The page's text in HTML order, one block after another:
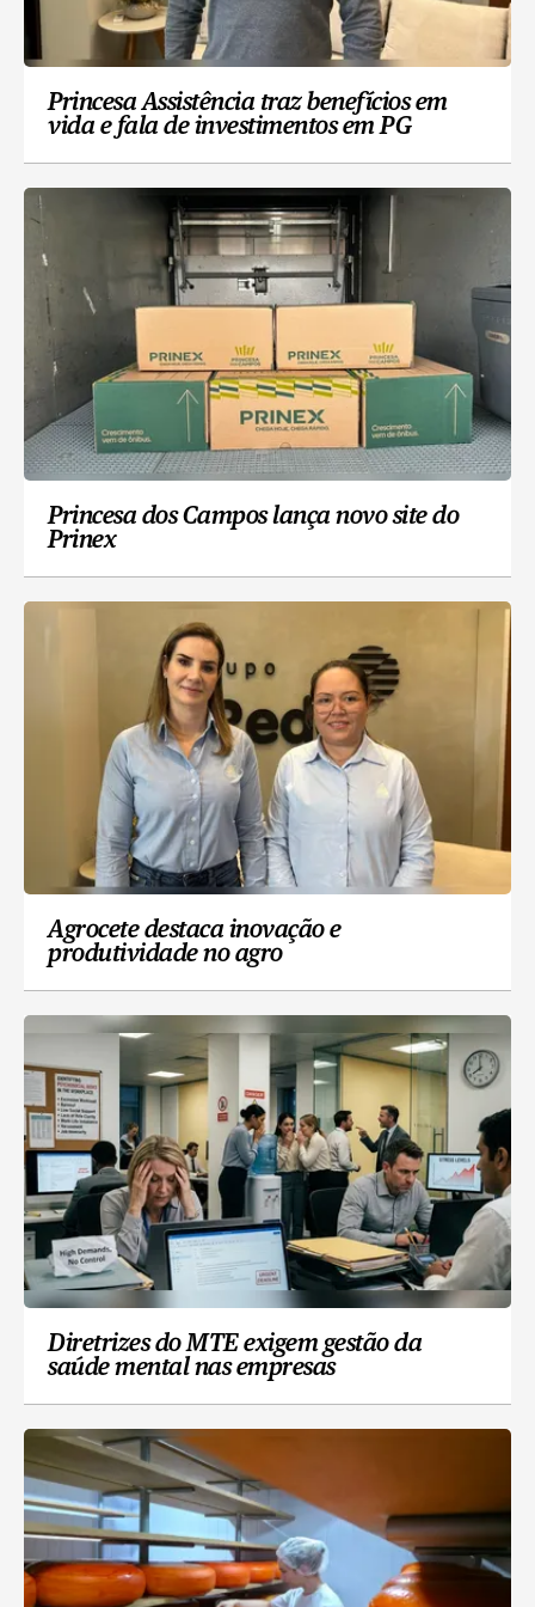
Princesa Assistência traz benefícios em
vida e fala de investimentos em PG
Princesa dos Campos lança novo site do
Prinex
Agrocete destaca inovação e
produtividade no agro
Diretrizes do MTE exigem gestão da
saúde mental nas empresas